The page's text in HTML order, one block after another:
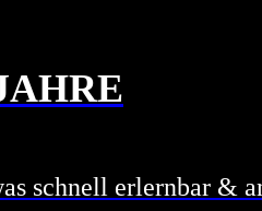
schnell erlernbar &